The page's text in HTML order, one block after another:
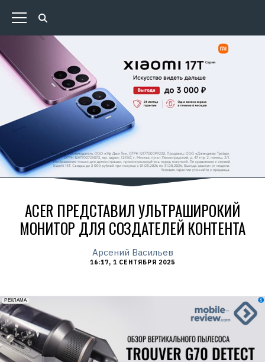
ACER ПРЕДСТАВИЛ УЛЬТРАШИРОКИЙ
МОНИТОР ДЛЯ СОЗДАТЕЛЕЙ КОНТЕНТА
Арсений Васильев
16:17, 1 СЕНТЯБРЯ 2025
erid: 2VfnxxmNzs5
РЕКЛАМА